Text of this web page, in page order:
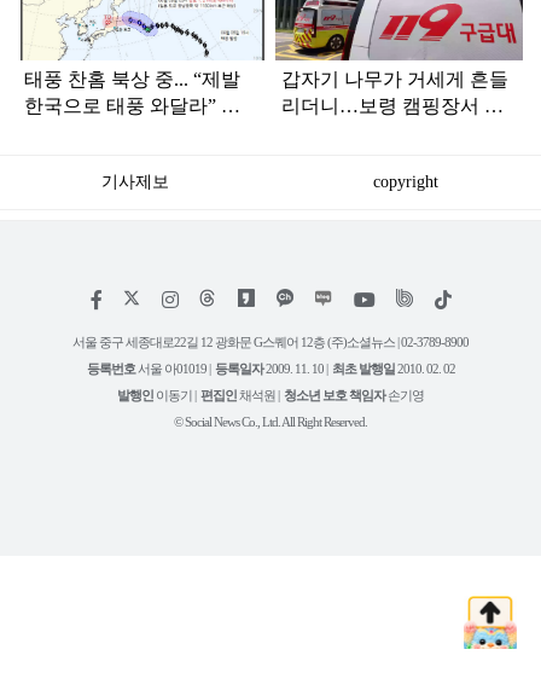
태풍 찬홈 북상 중... “제발
한국으로 태풍 와달라” 말
갑자기 나무가 거세게 흔들
리더니…보령 캠핑장서 일
기사제보 copyright
페
스
인
타
램
위
트
유
튜
틱
서울 중구 세종대로22길 12 광화문 G스퀘어 12층 (주)소셜뉴스 | 02-3789-8900
등록번호 서울 아01019 | 등록일자2009. 11. 10 | 최초 발행일2010. 02. 02
발행인 이동기 | 편집인채석원 | 청소년 보호 책임자손기영
© Social News Co., Ltd. All Right Reserved.